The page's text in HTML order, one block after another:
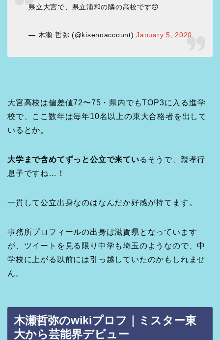
県立大宮で、県立浦和の隣の高校です🙃
— 木瀬 哲弥 (@kisenoaccount)January 5, 2020
大宮高校は偏差値72〜75・県内でもTOP3に入る進学
校で、ここ数年は毎年10名以上の東大合格者を出して
いるとか。
大学まで含めてずっと公立で来ているそうで、親孝行
息子ですね…！
一貫して公立出身なのはなんだか好感が持てます。
事務所プロフィールの出身は滋賀県となっています
が、ツイートを見る限り中学も埼玉のようなので、中
学校に上がる以前には引っ越していたのかもしれませ
ん。
木瀬哲弥のwikiプロフ｜ミスター東
大から芸能界デビュー